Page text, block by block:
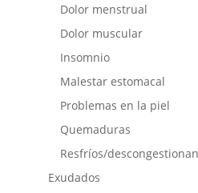
Dolor menstrual
Dolor muscular
Insomnio
Malestar estomacal
Problemas en la piel
Quemaduras
Resfríos/
Exudados